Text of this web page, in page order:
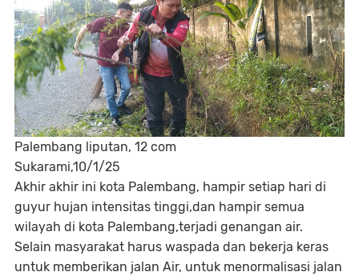
Palembang liputan, 12 com
Sukarami,10/1/25
Akhir akhir ini kota Palembang, hampir setiap hari di
guyur hujan intensitas tinggi,dan hampir semua
wilayah di kota Palembang,terjadi genangan air.
Selain masyarakat harus waspada dan bekerja keras
untuk memberikan jalan Air, untuk menormalisasi jalan